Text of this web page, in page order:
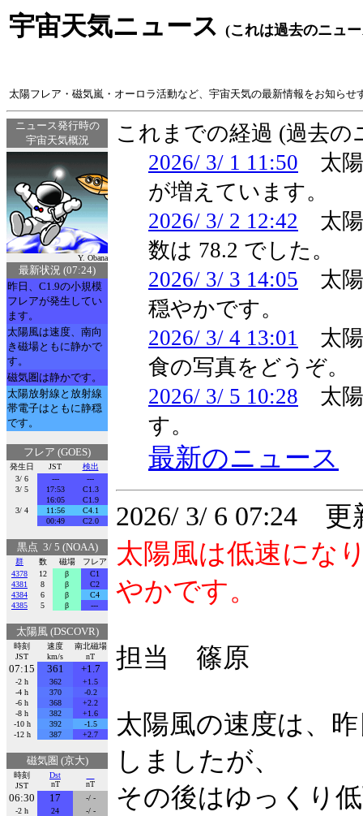
宇宙天気ニュース (これは過去のニュ
太陽フレア・磁気嵐・オーロラ活動など、宇宙天気の最新情報をお知らせ
ニュース発行時の
宇宙天気概況
Y. Obana
最新状況 (07:24)
昨日、C1.9の小規模
フレアが発生してい
ます。
太陽風は速度、南向
き磁場ともに静かで
す。
磁気圏は静かです。
太陽放射線と放射線
帯電子はともに静穏
です。
フレア (GOES)
発生日 JST
検出
3/ 6
---
---
3/ 5
17:53
C1.3
16:05
C1.9
3/ 4
11:56
C4.1
00:49
C2.0
黒点 3/ 5 (NOAA)
群 数 磁場
フレア
4378
12 β
C1
4381
8 β
C2
4384
6 β
C4
4385
5 β ---
太陽風 (DSCOVR)
時刻
JST
速度
km/s
南北磁場
nT
07:15 361 +1.7
-2 h 362
+1.5
-4 h
370
-0.2
-6 h
368
+2.2
-8 h
382
+1.6
-10 h
392
-1.5
-12 h
387 +2.7
磁気圏 (京大)
時刻
JST
Dst
nT
nT
06:30 17
-/ -
-2 h
24
-/ -
これまでの経過 (過去
2026/ 3/ 1 11:50 太陽
が増えています。
2026/ 3/ 2 12:42 太陽
数は 78.2 でした。
2026/ 3/ 3 14:05 太陽
穏やかです。
2026/ 3/ 4 13:01 太陽
食の写真をどうぞ。
2026/ 3/ 5 10:28 太陽
す。
最新のニュース
2026/ 3/ 6 07:24 更
太陽風は低速にな
やかです。
担当 篠原
太陽風の速度は、
しましたが、
その後はゆっくり